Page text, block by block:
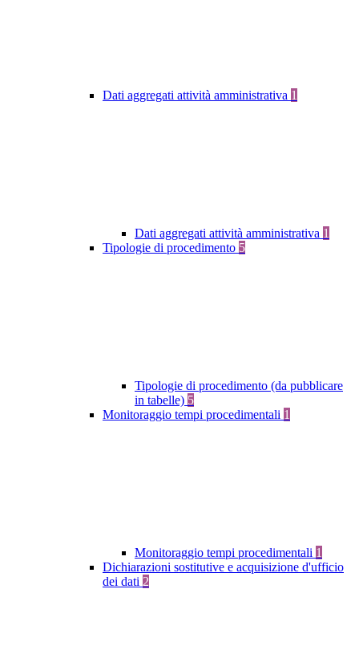
Dati aggregati attività amministrativa 1
Dati aggregati attività amministrativa 1
Tipologie di procedimento 5
Tipologie di procedimento (da pubblicare
in tabelle) 5
Monitoraggio tempi procedimentali 1
Monitoraggio tempi procedimentali 1
Dichiarazioni sostitutive e acquisizione d'ufficio
dei dati 2